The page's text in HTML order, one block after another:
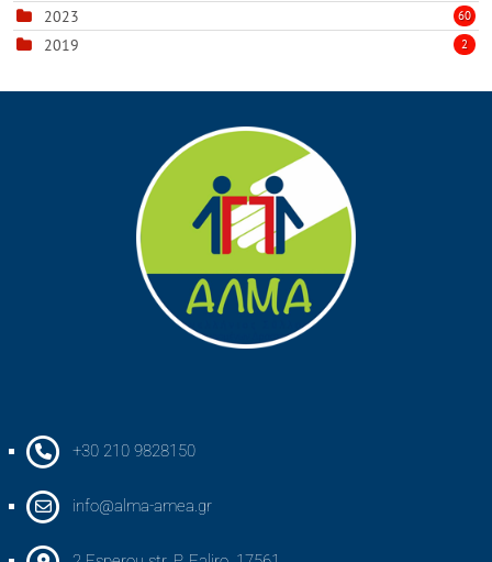
2023 60
2019 2
+30 210 9828150
info@alma-amea.gr